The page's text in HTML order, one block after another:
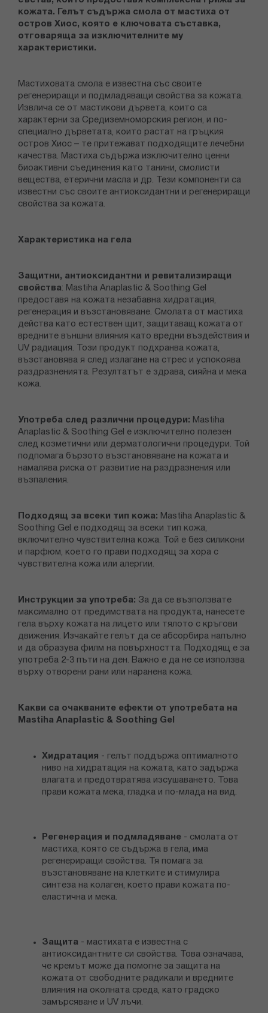
кожата. Гелът съдържа смола от мастиха от
остров Хиос, която е ключовата съставка,
отговаряща за изключителните му
характеристики.
Мастиховата смола е известна със своите
регенериращи и подмладяващи свойства за кожата.
Извлича се от мастикови дървета, които са
характерни за Средиземноморския регион, и по-
специално дърветата, които растат на гръцкия
остров Хиос – те притежават подходящите лечебни
качества. Мастиха съдържа изключително ценни
биоактивни съединения като танини, смолисти
вещества, етерични масла и др. Тези компоненти са
известни със своите антиоксидантни и регенериращи
свойства за кожата.
Характеристика на гела
Защитни, антиоксидантни и ревитализиращи
свойства: Mastiha Anaplastic & Soothing Gel
предоставя на кожата незабавна хидратация,
регенерация и възстановяване. Смолата от мастиха
действа като естествен щит, защитаващ кожата от
вредните външни влияния като вредни въздействия и
UV радиация. Този продукт подхранва кожата,
възстановява я след излагане на стрес и успокоява
раздразненията. Резултатът е здрава, сияйна и мека
кожа.
Употреба след различни процедури: Mastiha
Anaplastic & Soothing Gel е изключително полезен
след козметични или дерматологични процедури. Той
подпомага бързото възстановяване на кожата и
намалява риска от развитие на раздразнения или
възпаления.
Подходящ за всеки тип кожа: Mastiha Anaplastic &
Soothing Gel е подходящ за всеки тип кожа,
включително чувствителна кожа. Той е без силикони
и парфюм, което го прави подходящ за хора с
чувствителна кожа или алергии.
Инструкции за употреба: За да се възползвате
максимално от предимствата на продукта, нанесете
гела върху кожата на лицето или тялото с кръгови
движения. Изчакайте гелът да се абсорбира напълно
и да образува филм на повърхността. Подходящ е за
употреба 2-3 пъти на ден. Важно е да не се използва
върху отворени рани или наранена кожа.
Какви са очакваните ефекти от употребата на
Mastiha Anaplastic & Soothing Gel
Хидратация - гелът поддържа оптималното
ниво на хидратация на кожата, като задържа
влагата и предотвратява изсушаването. Това
прави кожата мека, гладка и по-млада на вид.
Регенерация и подмладяване - смолата от
мастиха, която се съдържа в гела, има
регенериращи свойства. Тя помага за
възстановяване на клетките и стимулира
синтеза на колаген, което прави кожата по-
еластична и мека.
Защита - мастихата е известна с
антиоксидантните си свойства. Това означава,
че кремът може да помогне за защита на
кожата от свободните радикали и вредните
влияния на околната среда, като градско
замърсяване и UV лъчи.